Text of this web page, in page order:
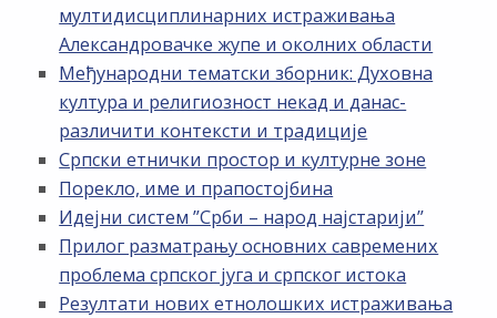
мултидисциплинарних истраживања
Александровачке жупе и околних области
Међународни тематски зборник: Духовна
култура и религиозност некад и данас-
различити контексти и традиције
Српски етнички простор и културне зоне
Порекло, име и прапостојбина
Идејни систем ”Срби – народ најстарији”
Прилог разматрању основних савремених
проблема српског југа и српског истока
Резултати нових етнолошких истраживања